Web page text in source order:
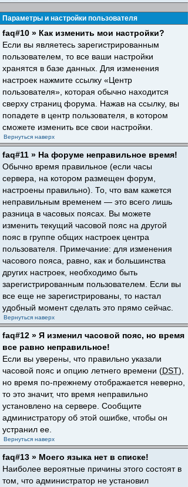
Параметры и настройки пользователя
faq#10 » Как изменить мои настройки?
Если вы являетесь зарегистрированным
пользователем, то все ваши настройки
хранятся в базе данных. Для изменения
настроек нажмите ссылку «Центр
пользователя», которая обычно находится
сверху страниц форума. Нажав на ссылку, вы
попадете в центр пользователя, в котором
сможете изменить все свои настройки.
Вернуться наверх
faq#11 » На форуме неправильное время!
Обычно время правильное (если часы
сервера, на котором размещен форум,
настроены правильно). То, что вам кажется
неправильным временем — это всего лишь
разница в часовых поясах. Вы можете
изменить текущий часовой пояс на другой
пояс в группе общих настроек центра
пользователя. Примечание: для изменения
часового пояса, равно, как и большинства
других настроек, необходимо быть
зарегистрированным пользователем. Если вы
все еще не зарегистрированы, то настал
удобный момент сделать это прямо сейчас.
Вернуться наверх
faq#12 » Я изменил часовой пояс, но время
все равно неправильное!
Если вы уверены, что правильно указали
часовой пояс и опцию летнего времени (DST),
но время по-прежнему отображается неверно,
то это значит, что время неправильно
установлено на сервере. Сообщите
администратору об этой ошибке, чтобы он
устранил ее.
Вернуться наверх
faq#13 » Моего языка нет в списке!
Наиболее вероятные причины этого состоят в
том, что администратор не установил